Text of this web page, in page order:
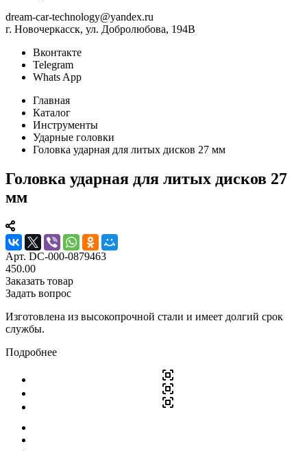
dream-car-technology@yandex.ru
г. Новочеркасск, ул. Добролюбова, 194В
Вконтакте
Telegram
Whats App
Главная
Каталог
Инструменты
Ударные головки
Головка ударная для литых дисков 27 мм
Головка ударная для литых дисков 27
мм
Арт. DC-000-0879463
450.00
Заказать товар
Задать вопрос
Изготовлена из высокопрочной стали и имеет долгий срок
службы.
Подробнее